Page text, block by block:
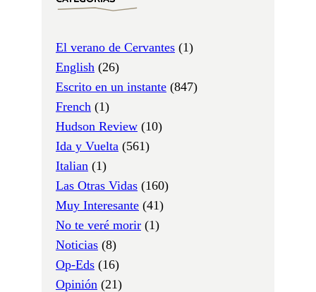
El verano de Cervantes (1)
English (26)
Escrito en un instante (847)
French (1)
Hudson Review (10)
Ida y Vuelta (561)
Italian (1)
Las Otras Vidas (160)
Muy Interesante (41)
No te veré morir (1)
Noticias (8)
Op-Eds (16)
Opinión (21)